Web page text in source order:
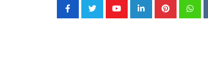
LinkedInPinterest